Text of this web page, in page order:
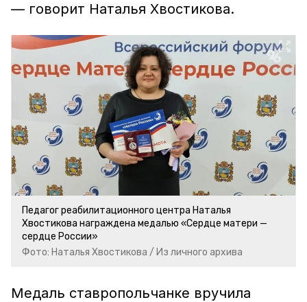
— говорит Наталья Хвостикова.
Педагог реабилитационного центра Наталья
Хвостикова награждена медалью «Сердце матери —
сердце России»
Фото: Наталья Хвостикова / Из личного архива
Медаль ставропольчанке вручила